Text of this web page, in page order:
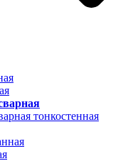
тонкостенная